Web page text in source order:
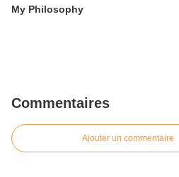
My Philosophy
Commentaires
Ajouter un commentaire